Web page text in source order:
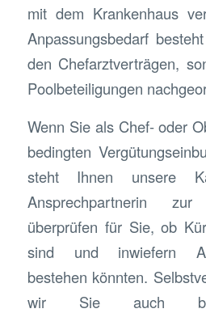
mit dem Krankenhaus
Anpassungsbedarf
den Chefarztverträgen,
Poolbeteiligungen
Wenn Sie als Chef- oder
bedingten
steht Ihnen unsere
Ansprechpartnerin
überprüfen für Sie, ob
sind und inwiefern
bestehen könnten.
wir Sie auch bei